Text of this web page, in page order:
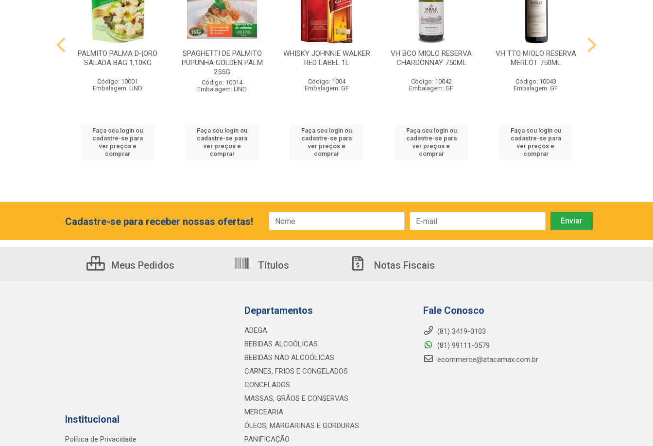
PALMITO PALMA D-¦ORO
SALADA BAG 1,10KG
Código: 10001
Embalagem: UND
Faça seu login ou
cadastre-se para
ver preços e
comprar
SPAGHETTI DE PALMITO
PUPUNHA GOLDEN PALM
255G
Código: 10014
Embalagem: UND
Faça seu login ou
cadastre-se para
ver preços e
comprar
WHISKY JOHNNIE WALKER
RED LABEL 1L
Código: 1004
Embalagem: GF
Faça seu login ou
cadastre-se para
ver preços e
comprar
VH BCO MIOLO RESERVA
CHARDONNAY 750ML
Código: 10042
Embalagem: GF
Faça seu login ou
cadastre-se para
ver preços e
comprar
VH TTO MIOLO RESERVA
MERLOT 750ML
Código: 10043
Embalagem: GF
Faça seu login ou
cadastre-se para
ver preços e
comprar
Cadastre-se para receber nossas ofertas!
Meus Pedidos Títulos Notas Fiscais
Institucional
Política de Privacidade
Departamentos
ADEGA
BEBIDAS ALCOÓLICAS
BEBIDAS NÃO ALCOÓLICAS
CARNES, FRIOS E CONGELADOS
CONGELADOS
MASSAS, GRÃOS E CONSERVAS
MERCEARIA
ÓLEOS, MARGARINAS E GORDURAS
PANIFICAÇÃO
Fale Conosco
(81) 3419-0103
(81) 99111-0579
ecommerce@atacamax.com.br